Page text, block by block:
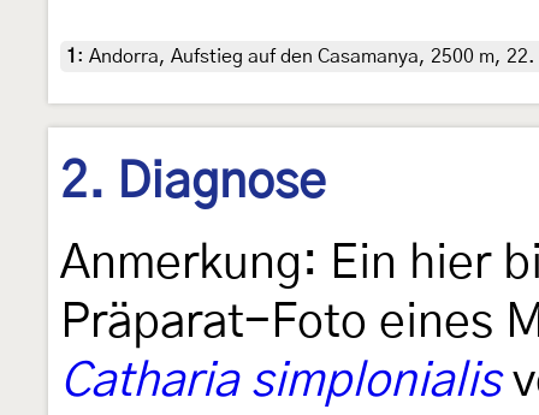
1 : Andorra, Aufstieg auf den Casamanya, 2500 m,
2. Diagnose
Anmerkung: Ein hier
Präparat-Foto eines
Catharia simplonialis